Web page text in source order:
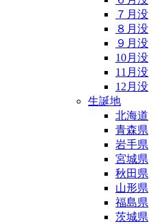
７月没
８月没
９月没
10月没
11月没
12月没
生誕地
北海道
青森県
岩手県
宮城県
秋田県
山形県
福島県
茨城県